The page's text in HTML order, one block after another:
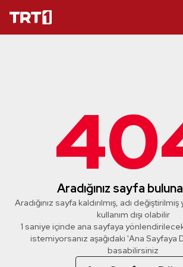
Aradığınız sayfa
Aradığınız sayfa kaldırılmış, adı
kullanım dışı olabilir
1 saniye içinde ana sayfaya
istemiyorsanız aşağıdaki 'Ana Sayfaya
basabilirsiniz